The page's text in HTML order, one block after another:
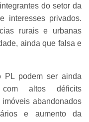
do setor da
interesses privados.
rurais e urbanas
ainda que falsa e
PL podem ser ainda
com altos déficits
abandonados
e aumento da